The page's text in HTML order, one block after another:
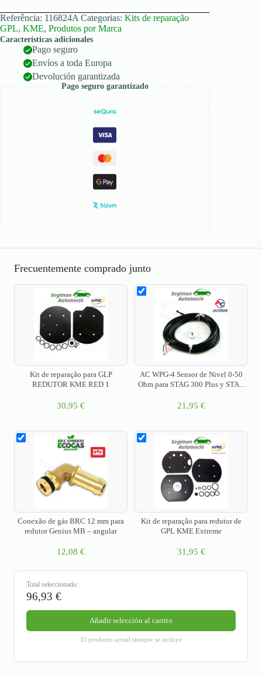
Referência: 116824A Categorias: Kits de reparação
GPL, KME, Produtos por Marca
Características adicionales
Pago seguro
Envíos a toda Europa
Devolución garantizada
Pago seguro garantizado
Frecuentemente comprado junto
Kit de reparação para GLP
REDUTOR KME RED 1
30,95 €
AC WPG-4 Sensor de Nivel 0-50
Ohm para STAG 300 Plus y STAG
21,95 €
Conexão de gás BRC 12 mm para
redutor Genius MB – angular
12,08 €
Kit de reparação para redutor de
GPL KME Extreme
31,95 €
Total seleccionado:
96,93 €
Añadir selección al carrito
El producto actual siempre se incluye